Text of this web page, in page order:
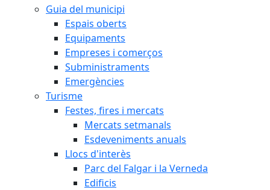
Guia del municipi
Espais oberts
Equipaments
Empreses i comerços
Subministraments
Emergències
Turisme
Festes, fires i mercats
Mercats setmanals
Esdeveniments anuals
Llocs d'interès
Parc del Falgar i la Verneda
Edificis